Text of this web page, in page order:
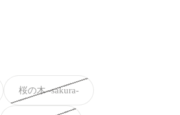
桜の木 -sakura-